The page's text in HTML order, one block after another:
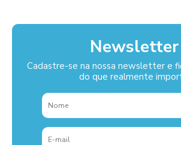
Newsletter
Cadastre-se na nossa newsletter e
do que realmente